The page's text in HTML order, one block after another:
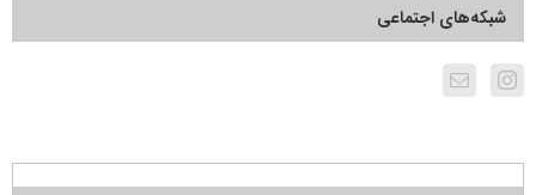
شبکه‌های اجتماعی